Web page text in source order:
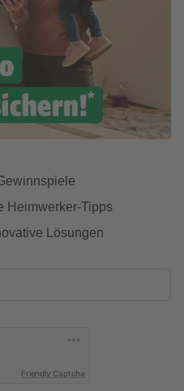
Heimwerker-Tipps
Lösungen
Friendly Captcha